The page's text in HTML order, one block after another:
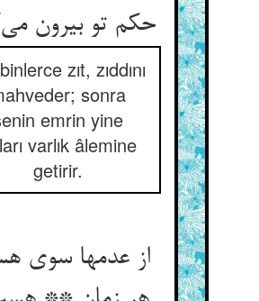
حکم تو بیرون
zıt, zıddını
sonra
emrin yine
varlık âlemine
getirir.
از عدمها سوی